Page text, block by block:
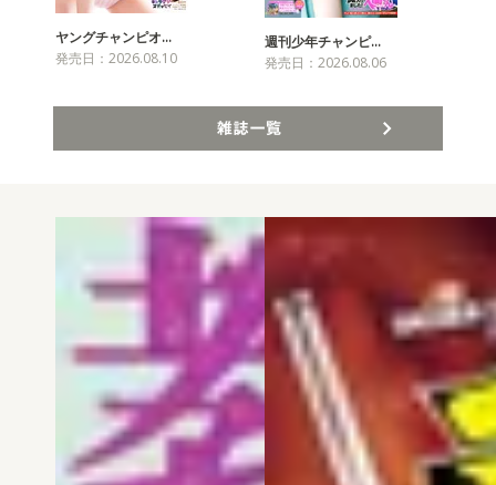
ヤングチャンピオ…
発売日：2026.08.10
週刊少年チャンピ…
発売日：2026.08.06